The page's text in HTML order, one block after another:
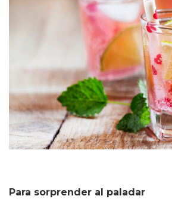
Para sorprender al paladar